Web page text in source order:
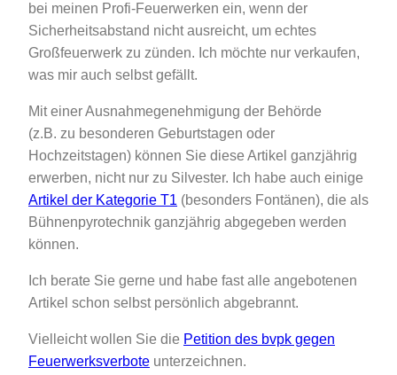
bei meinen Profi-Feuerwerken ein, wenn der
Sicherheitsabstand nicht ausreicht, um echtes
Großfeuerwerk zu zünden. Ich möchte nur verkaufen,
was mir auch selbst gefällt.
Mit einer Ausnahmegenehmigung der Behörde
(z.B. zu besonderen Geburtstagen oder
Hochzeitstagen) können Sie diese Artikel ganzjährig
erwerben, nicht nur zu Silvester. Ich habe auch einige
Artikel der Kategorie T1 (besonders Fontänen), die als
Bühnenpyrotechnik ganzjährig abgegeben werden
können.
Ich berate Sie gerne und habe fast alle angebotenen
Artikel schon selbst persönlich abgebrannt.
Vielleicht wollen Sie die Petition des bvpk gegen
Feuerwerksverbote unterzeichnen.